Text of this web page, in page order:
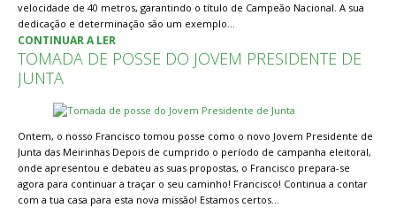
velocidade de 40 metros, garantindo o título de Campeão Nacional. A sua
dedicação e determinação são um exemplo…
CONTINUAR A LER
TOMADA DE POSSE DO JOVEM PRESIDENTE DE
JUNTA
Ontem, o nosso Francisco tomou posse como o novo Jovem Presidente de
Junta das Meirinhas Depois de cumprido o período de campanha eleitoral,
onde apresentou e debateu as suas propostas, o Francisco prepara-se
agora para continuar a traçar o seu caminho! Francisco! Continua a contar
com a tua casa para esta nova missão! Estamos certos…